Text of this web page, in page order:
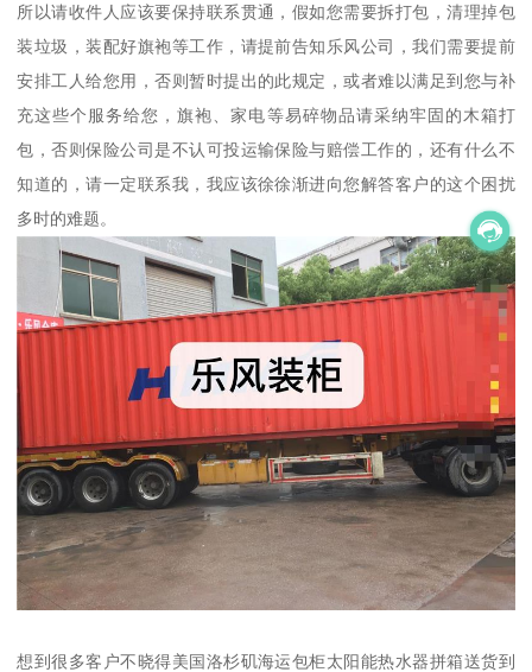
所以请收件人应该要保持联系贯通，假如您需要拆打包，清理掉包
装垃圾，装配好旗袍等工作，请提前告知乐风公司，我们需要提前
安排工人给您用，否则暂时提出的此规定，或者难以满足到您与补
充这些个服务给您，旗袍、家电等易碎物品请采纳牢固的木箱打
包，否则保险公司是不认可投运输保险与赔偿工作的，还有什么不
知道的，请一定联系我，我应该徐徐渐进向您解答客户的这个困扰
多时的难题。
想到很多客户不晓得美国洛杉矶海运包柜太阳能热水器拼箱送货到